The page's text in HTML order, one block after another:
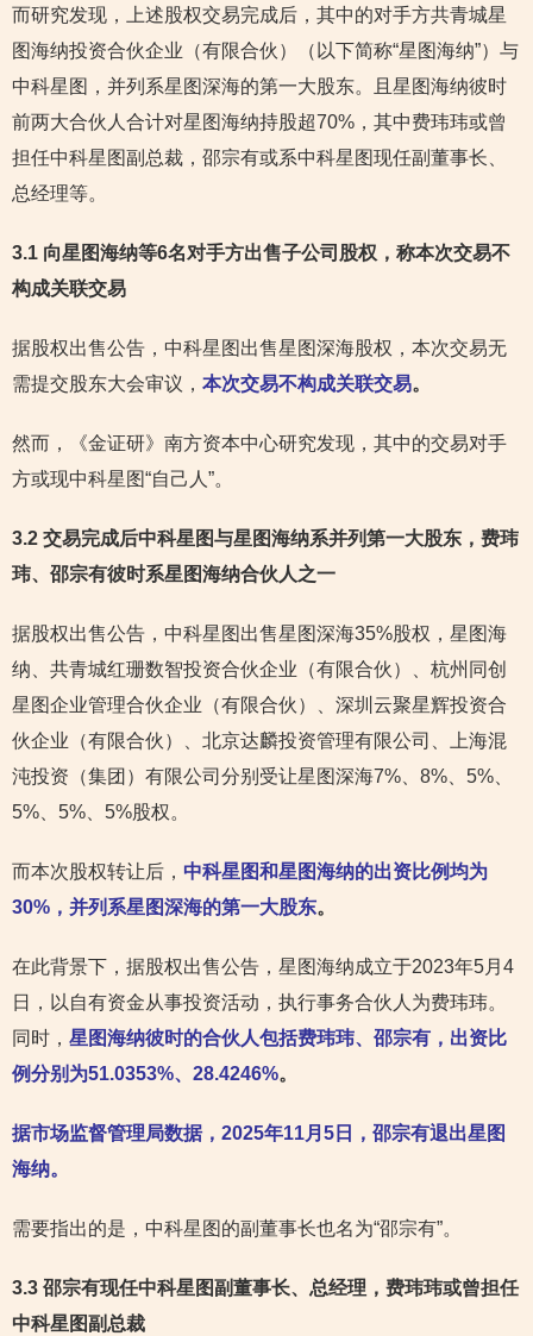
而研究发现，上述股权交易完成后，其中的对手方共青城星
图海纳投资合伙企业（有限合伙）（以下简称“星图海纳”）与
中科星图，并列系星图深海的第一大股东。且星图海纳彼时
前两大合伙人合计对星图海纳持股超70%，其中费玮玮或曾
担任中科星图副总裁，邵宗有或系中科星图现任副董事长、
总经理等。
3.1 向星图海纳等6名对手方出售子公司股权，称本次交易不
构成关联交易
据股权出售公告，中科星图出售星图深海股权，本次交易无
需提交股东大会审议， 本次交易不构成关联交易。
然而，《金证研》南方资本中心研究发现，其中的交易对手
方或现中科星图“自己人”。
3.2 交易完成后中科星图与星图海纳系并列第一大股东，费玮
玮、邵宗有彼时系星图海纳合伙人之一
据股权出售公告，中科星图出售星图深海35%股权，星图海
纳、共青城红珊数智投资合伙企业（有限合伙）、杭州同创
星图企业管理合伙企业（有限合伙）、深圳云聚星辉投资合
伙企业（有限合伙）、北京达麟投资管理有限公司、上海混
沌投资（集团）有限公司分别受让星图深海7%、8%、5%、
5%、5%、5%股权。
而本次股权转让后， 中科星图和星图海纳的出资比例均为
30%，并列系星图深海的第一大股东。
在此背景下，据股权出售公告，星图海纳成立于2023年5月4
日，以自有资金从事投资活动，执行事务合伙人为费玮玮。
同时， 星图海纳彼时的合伙人包括费玮玮、邵宗有，出资比
例分别为51.0353%、28.4246%。
据市场监督管理局数据，2025年11月5日， 邵宗有退出星图
海纳。
需要指出的是，中科星图的副董事长也名为“邵宗有”。
3.3 邵宗有现任中科星图副董事长、总经理，费玮玮或曾担任
中科星图副总裁